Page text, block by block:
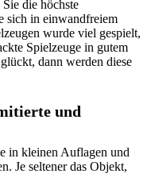
die höchste
sich in einwandfreiem
wurde viel gespielt,
Spielzeuge in gutem
dann werden diese
und
in kleinen Auflagen und
Je seltener das Objekt,